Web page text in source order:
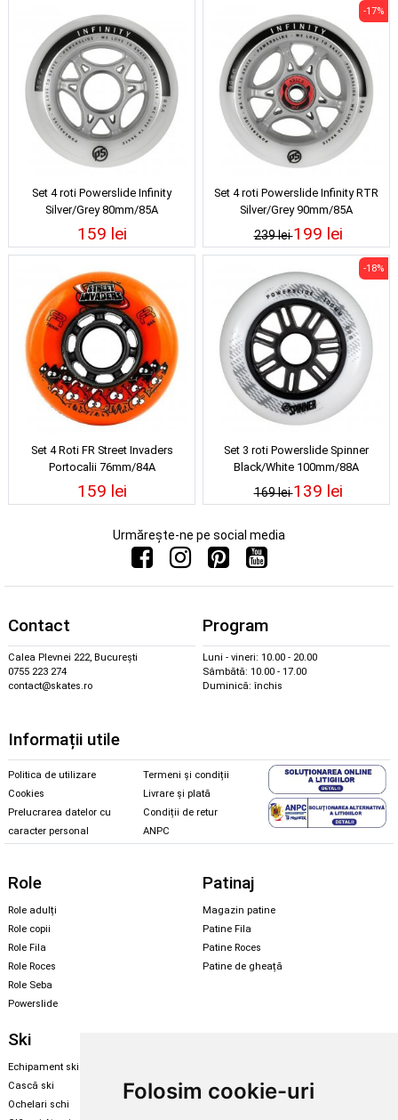
Folosim cookie-uri
Set 4 roti Powerslide Infinity
Silver/Grey 80mm/85A
159 lei
Set 4 roti Powerslide Infinity RTR
Silver/Grey 90mm/85A
239 lei
-17%
199 lei
Set 4 Roti FR Street Invaders
Portocalii 76mm/84A
159 lei
Set 3 roti Powerslide Spinner
Black/White 100mm/88A
169 lei
-18%
139 lei
Urmărește-ne pe social media
Contact
Calea Plevnei 222, București
0755 223 274
contact@skates.ro
Program
Luni - vineri: 10.00 - 20.00
Sâmbătă: 10.00 - 17.00
Duminică: închis
Informații utile
Politica de utilizare
Cookies
Prelucrarea datelor cu
caracter personal
Termeni și condiții
Livrare și plată
Condiții de retur
ANPC
Role
Role adulți
Role copii
Role Fila
Role Roces
Role Seba
Powerslide
Patinaj
Magazin patine
Patine Fila
Patine Roces
Patine de gheață
Ski
Echipament ski
Cască ski
Ochelari schi
Echipament snowboard